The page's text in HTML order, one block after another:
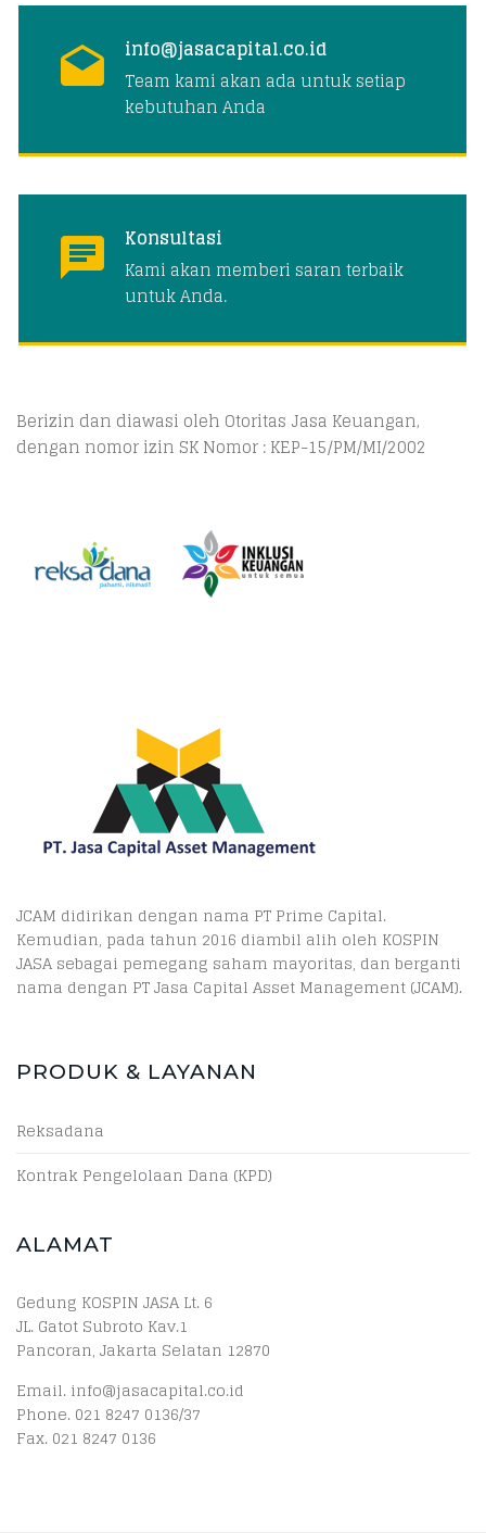
info@jasacapital.co.id
Team kami akan ada untuk setiap
kebutuhan Anda
Konsultasi
Kami akan memberi saran terbaik
untuk Anda.
Berizin dan diawasi oleh Otoritas Jasa Keuangan,
dengan nomor izin SK Nomor : KEP-15/PM/MI/2002
JCAM didirikan dengan nama PT Prime Capital.
Kemudian, pada tahun 2016 diambil alih oleh KOSPIN
JASA sebagai pemegang saham mayoritas, dan berganti
nama dengan PT Jasa Capital Asset Management (JCAM).
PRODUK & LAYANAN
Reksadana
Kontrak Pengelolaan Dana (KPD)
ALAMAT
Gedung KOSPIN JASA Lt. 6
JL. Gatot Subroto Kav.1
Pancoran, Jakarta Selatan 12870
Email. info@jasacapital.co.id
Phone. 021 8247 0136/37
Fax. 021 8247 0136